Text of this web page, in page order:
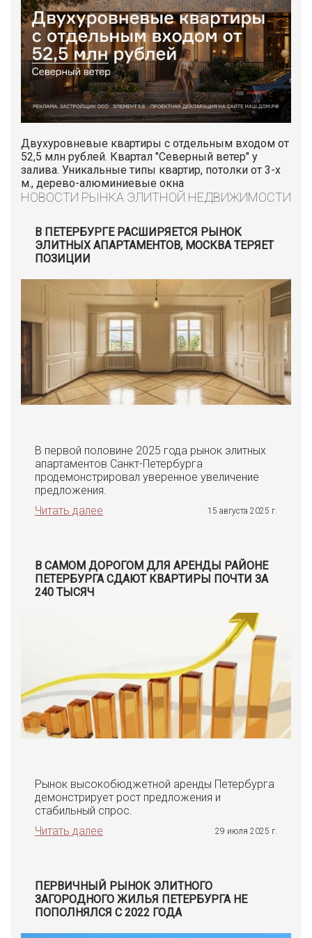
995млн. руб.
ЛАНДЫШЕВКА
2 000тыс. руб.
Г., ДЕПУТАТСКАЯ УЛ., 26
продажа квартиры
ЛИТЕЙНЫЙ ПР., Д.24
Двухуровневые квартиры с отдельным входом от
52,5 млн рублей. Квартал "Северный ветер" у
залива. Уникальные типы квартир, потолки от 3-х
м., дерево-алюминиевые окна
НОВОСТИ РЫНКА ЭЛИТНОЙ НЕДВИЖИМОСТИ
В ПЕТЕРБУРГЕ РАСШИРЯЕТСЯ РЫНОК
ЭЛИТНЫХ АПАРТАМЕНТОВ, МОСКВА ТЕРЯЕТ
ПОЗИЦИИ
В первой половине 2025 года рынок элитных
апартаментов Санкт-Петербурга
продемонстрировал уверенное увеличение
предложения.
Читать далее
15 августа 2025 г.
В САМОМ ДОРОГОМ ДЛЯ АРЕНДЫ РАЙОНЕ
ПЕТЕРБУРГА СДАЮТ КВАРТИРЫ ПОЧТИ ЗА
240 ТЫСЯЧ
Рынок высокобюджетной аренды Петербурга
демонстрирует рост предложения и
стабильный спрос.
Читать далее
29 июля 2025 г.
ПЕРВИЧНЫЙ РЫНОК ЭЛИТНОГО
ЗАГОРОДНОГО ЖИЛЬЯ ПЕТЕРБУРГА НЕ
ПОПОЛНЯЛСЯ С 2022 ГОДА